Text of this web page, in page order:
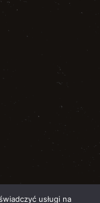
usługi na